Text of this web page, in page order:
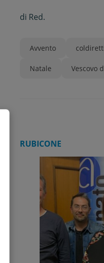
vescovo Caiazzo
di Red.
Avvento
Natale Vescovo
RUBICONE